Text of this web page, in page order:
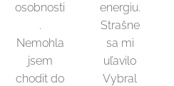
osobnosti
.
Nemohla
jsem
chodit do
energiu.
Strašne
sa mi
uľavilo
Vybral